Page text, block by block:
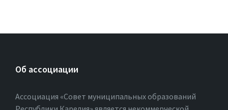
Об ассоциации
Ассоциация «Совет муниципальных образований